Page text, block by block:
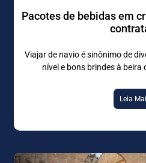
Pacotes de bebidas em
Viajar de navio é sinônimo de
nível e bons brindes à beira
Leia